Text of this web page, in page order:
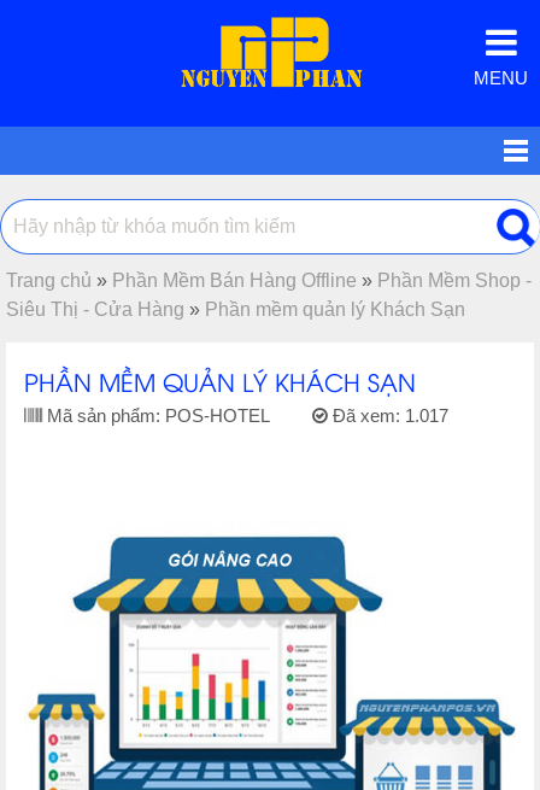
MENU
Trang chủ » Phần Mềm Bán Hàng Offline » Phần Mềm Shop -
Siêu Thị - Cửa Hàng » Phần mềm quản lý Khách Sạn
PHẦN MỀM QUẢN LÝ KHÁCH SẠN
Mã sản phẩm: POS-HOTEL Đã xem: 1.017